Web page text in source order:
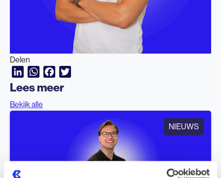
Delen
LinkedInWhatsAppFacebook
Lees meer
Bekijk alle
NIEUWS